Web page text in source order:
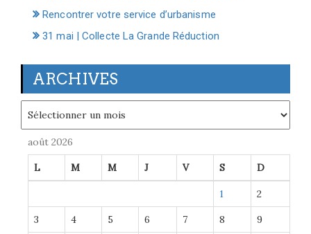
Rencontrer votre service d’urbanisme
31 mai | Collecte La Grande Réduction
ARCHIVES
août 2026
L M M J V S D
1 2
3 4 5 6 7 8 9